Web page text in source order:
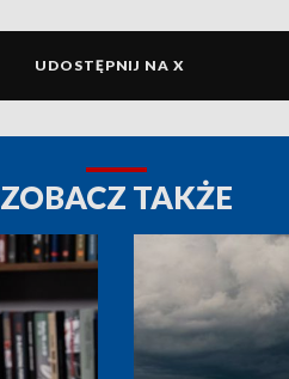
UDOSTĘPNIJ NA X
ZOBACZ TAKŻE